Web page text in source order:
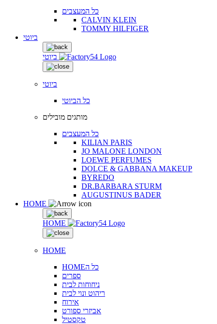
כל המעצבים
CALVIN KLEIN
TOMMY HILFIGER
ביוטי
ביוטי
ביוטי
כל הביוטי
מותגים מובילים
כל המעצבים
KILIAN PARIS
JO MALONE LONDON
LOEWE PERFUMES
DOLCE & GABBANA MAKEUP
BYREDO
DR.BARBARA STURM
AUGUSTINUS BADER
HOME
HOME
HOME
HOMEכל ה
ספרים
ניחוחות לבית
ריהוט ונוי לבית
אירוח
אביזרי ספורט
טקסטיל